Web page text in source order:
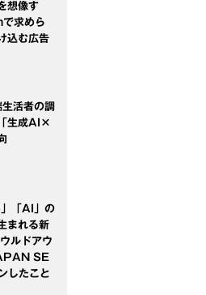
想像す
求めら
込む広告
活者の調
生成AI×
」「AI」の
まれる新
ルドアウ
SE
したこと